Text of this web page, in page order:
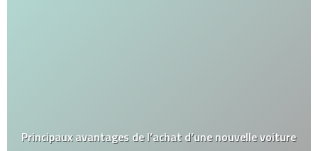
Principaux avantages de l’achat d’une nouvelle voiture